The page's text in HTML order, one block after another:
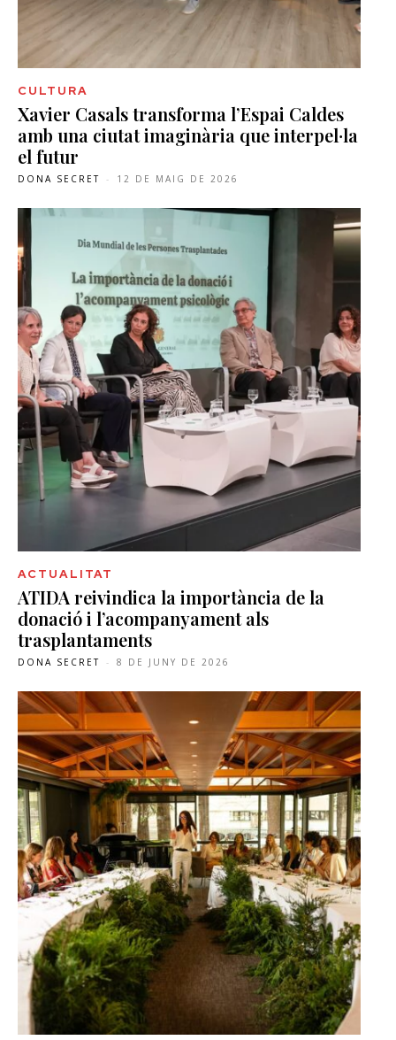
CULTURA
Xavier Casals transforma l’Espai Caldes
amb una ciutat imaginària que interpel·la
el futur
DONA SECRET - 12 DE MAIG DE 2026
ACTUALITAT
ATIDA reivindica la importància de la
donació i l’acompanyament als
trasplantaments
DONA SECRET - 8 DE JUNY DE 2026